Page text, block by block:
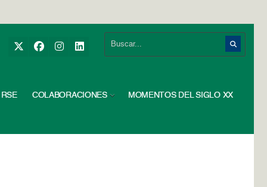
RSE COLABORACIONES MOMENTOS DEL SIGLO XX